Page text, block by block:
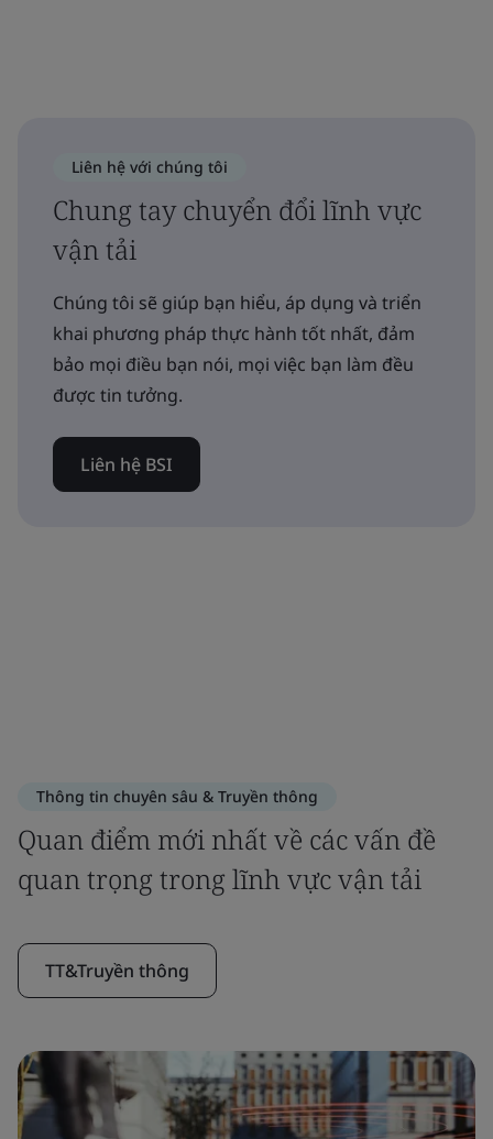
Liên hệ với chúng tôi
Chung tay chuyển đổi lĩnh vực
vận tải
Chúng tôi sẽ giúp bạn hiểu, áp dụng và triển
khai phương pháp thực hành tốt nhất, đảm
bảo mọi điều bạn nói, mọi việc bạn làm đều
được tin tưởng.
Liên hệ BSI
Thông tin chuyên sâu & Truyền thông
Quan điểm mới nhất về các vấn đề
quan trọng trong lĩnh vực vận tải
TT&Truyền thông